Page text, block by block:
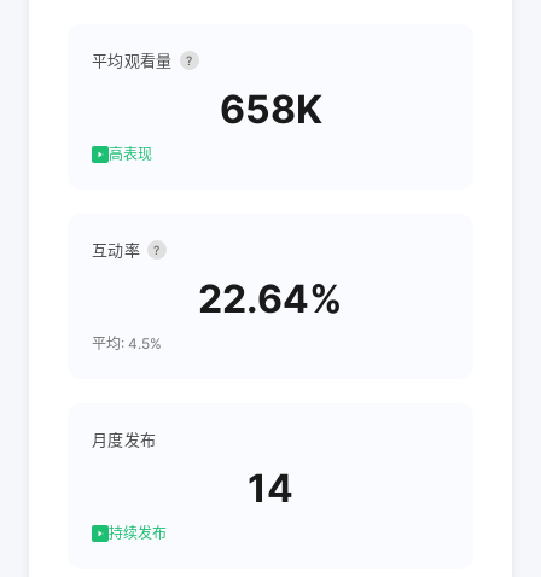
平均观看量 ?
658K
高表现
互动率 ?
22.64%
平均: 4.5%
月度发布
14
持续发布